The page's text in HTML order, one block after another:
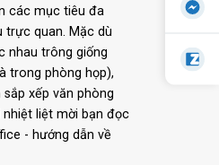
các mục tiêu đa
trực quan. Mặc dù
nhau trông giống
trong phòng họp),
xếp văn phòng
liệt mời bạn đọc
- hướng dẫn về